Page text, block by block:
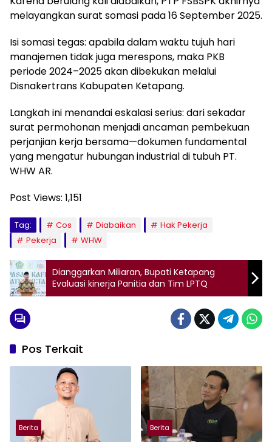
melayangkan surat somasi pada 16 September 2025.
Isi somasi tegas: apabila dalam waktu tujuh hari
manajemen tidak juga merespons, maka PKB
periode 2024–2025 akan dibekukan melalui
Disnakertrans Kabupaten Ketapang.
Langkah ini menandai eskalasi serius: dari sekadar
surat permohonan menjadi ancaman pembekuan
perjanjian kerja bersama—dokumen fundamental
yang mengatur hubungan industrial di tubuh PT.
WHW AR.
Post Views: 1,151
Tag: Cos Diabaikan
Hak Pekerja
Pekerja
WHW
Dianggarkan Miliaran, Bupati Ketapang
Evaluasi kinerja Panitia dan Tim LPTQ
Pos Terkait
Berita Berita